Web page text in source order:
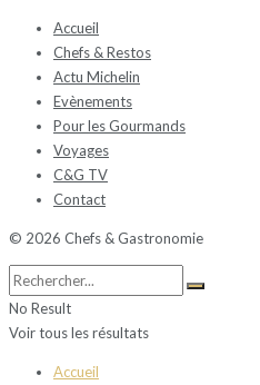
Accueil
Chefs & Restos
Actu Michelin
Evènements
Pour les Gourmands
Voyages
C&G TV
Contact
© 2026 Chefs & Gastronomie
No Result
Voir tous les résultats
Accueil